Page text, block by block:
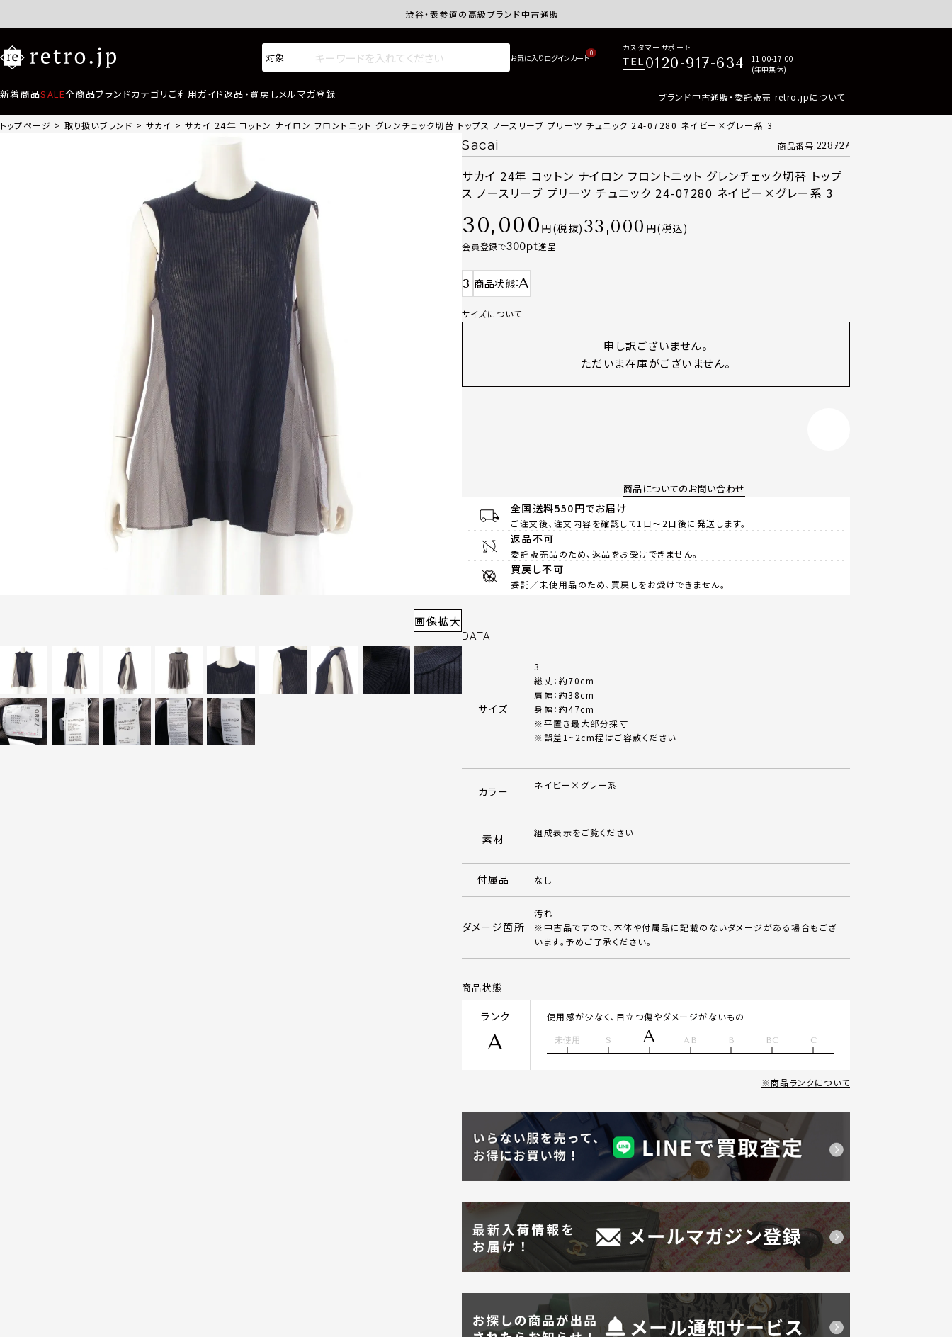
渋谷・表参道の高級ブランド中古通販サイトretro.jp商品はすべて正規品保証・返品可能（返品NG記載品を除く）
0
カスタマーサポート
TEL0120-917-634
11:00-17:00
(年中無休)
新着商品SALE全商品ブランドカテゴリ ご利用ガイド返品・買戻しメルマガ登録 ブランド中古通販・委託販売 retro.jpについて
トップページ 取り扱いブランド サカイ サカイ 24年 コットン ナイロン フロントニット グレンチェック切替 トップス ノースリーブ プリーツ チュニック 24-07280 ネイビー×グレー系 3
画像拡大
Sacai 商品番号 228727
サカイ 24年 コットン ナイロン フロントニット グレンチェック切替 トップ
ス ノースリーブ プリーツ チュニック 24-07280 ネイビー×グレー系 3
30,000 税抜 33,000 税込
会員登録で300 進呈
3 商品状態 A
サイズについて
申し訳ございません。
ただいま在庫がございません。
商品についてのお問い合わせ
全国送料550円でお届け
ご注文後、注文内容を確認して1日～2日後に発送します。
返品不可
委託販売品のため、返品をお受けできません。
買戻し不可
委託／未使用品のため、買戻しをお受けできません。
DATA
サイズ
3
総丈：約70cm
肩幅：約38cm
身幅：約47cm
※平置き最大部分採寸
※誤差1~2cm程はご容赦ください
カラー ネイビー×グレー系
素材 組成表示をご覧ください
付属品 なし
ダメージ箇所
汚れ
※中古品ですので、本体や付属品に記載のないダメージがある場合もござ
います。予めご了承ください。
商品状態
ランク
A
使用感が少なく、目立つ傷やダメージがないもの
未使用 S A AB B BC C
商品ランクについて